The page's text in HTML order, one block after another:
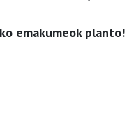
emakumeok planto!